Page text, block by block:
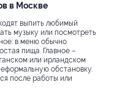
в Москве
выпить любимый
музыку или посмотреть
в меню обычно
пища. Главное –
или ирландском
обстановку.
после работы или